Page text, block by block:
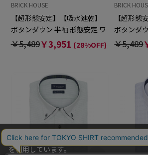
BRICK HOUSE
【超形態安定】【吸水速乾】
ボタンダウン 半袖 形態安定 ワ
イシャツ
￥5,489￥3,951 (28%OFF)
BRICK
【超形態
ボタンダ
イシャツ
￥5,489
当社のウェブサイトでは、お客様の利便性
を利用しています。